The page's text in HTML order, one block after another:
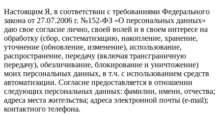
Настоящим Я, в соответствии с требованиями Федерального
закона от 27.07.2006 г. №152-ФЗ «О персональных данных»
даю свое согласие лично, своей волей и в своем интересе на
обработку (сбор, систематизацию, накопление, хранение,
уточнение (обновление, изменение), использование,
распространение, передачу (включая трансграничную
передачу), обезличивание, блокирование и уничтожение)
моих персональных данных, в т.ч. с использованием средств
автоматизации. Согласие предоставляется в отношении
следующих персональных данных: фамилии, имени, отчества;
адреса места жительства; адреса электронной почты (e-mail);
контактного телефона.